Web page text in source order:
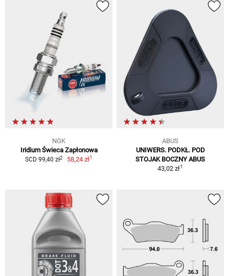
NGK
Iridium Świeca Zapłonowa
SCD 99,40 zł2 58,24 zł1
ABUS
UNIWERS. PODKŁ. POD
STOJAK BOCZNY ABUS
43,02 zł1